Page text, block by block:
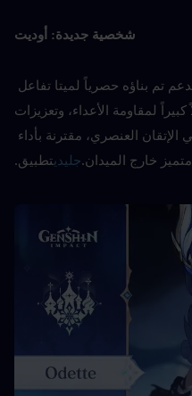
شخصية جديدة: أوديت
متميز خارج الميدان.جليديتطبيق.